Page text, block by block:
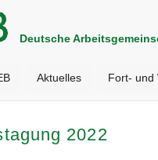
Deutsche
Aktuelles Fort- und
2022